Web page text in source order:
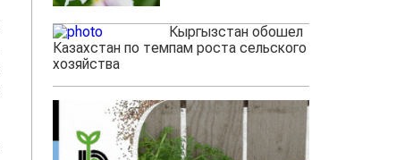
Кыргызстан обошел
Казахстан по темпам роста сельского
хозяйства